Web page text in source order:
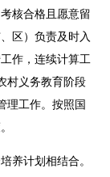
核合格且愿意留
区）负责及时入
作，连续计算工
村义务教育阶段
理工作。按照国
养计划相结合。